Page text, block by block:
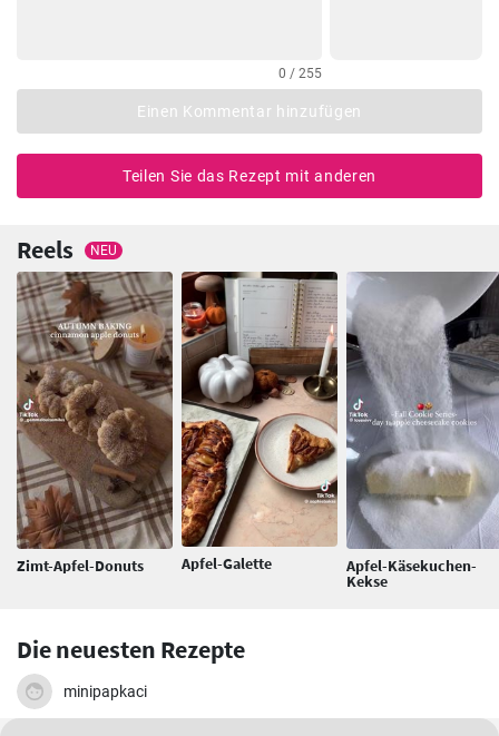
0 / 255
Einen Kommentar hinzufügen
Teilen Sie das Rezept mit anderen
Reels NEU
Zimt-Apfel-Donuts Apfel-Galette Apfel-Käsekuchen-
Kekse
Die neuesten Rezepte
minipapkaci